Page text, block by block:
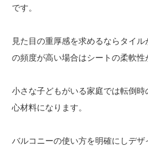
です。
見た目の重厚感を求めるならタイ
の頻度が高い場合はシートの柔軟性
小さな子どもがいる家庭では転倒
心材料になります。
バルコニーの使い方を明確にしデ